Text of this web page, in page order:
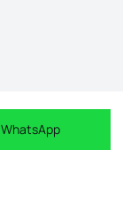
WhatsApp
WhatsApp